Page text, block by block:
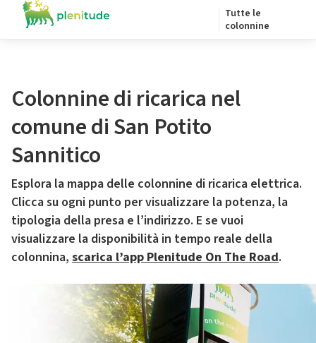
Tutte le
colonnine
Colonnine di ricarica nel
comune di San Potito
Sannitico
Esplora la mappa delle colonnine di ricarica elettrica.
Clicca su ogni punto per visualizzare la potenza, la
tipologia della presa e l’indirizzo. E se vuoi
visualizzare la disponibilità in tempo reale della
colonnina, scarica l’app Plenitude On The Road.